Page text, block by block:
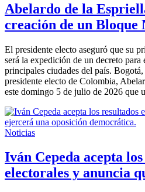
Abelardo de la
creación de un Bloque
urbana desde el 7 de
El presidente electo aseguró que su
será la expedición de un decreto
principales ciudades del país.
presidente electo de Colombia,
este domingo 5 de julio de 2026 que
Noticias
Iván Cepeda acepta
electorales y anuncia